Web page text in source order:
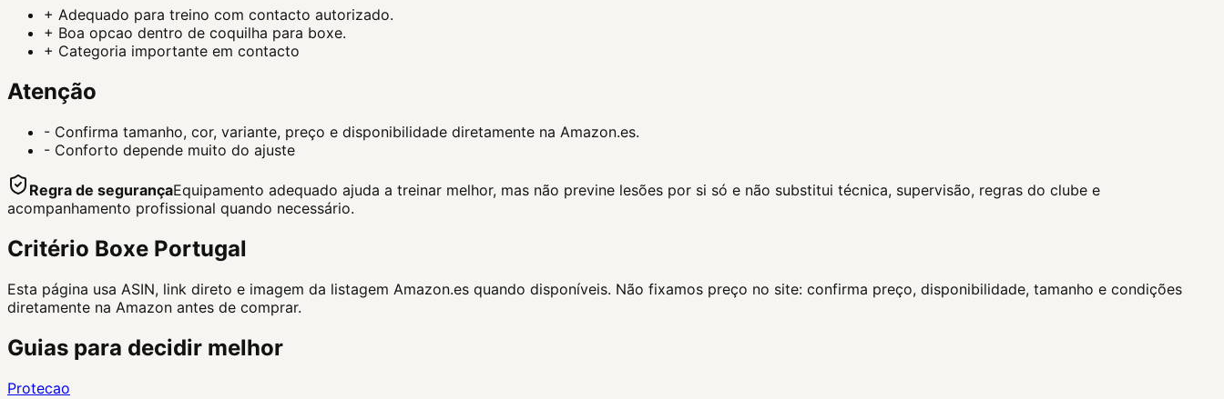
+ Adequado para treino com contacto autorizado.
+ Boa opcao dentro de coquilha para boxe.
+ Categoria importante em contacto
Atenção
- Confirma tamanho, cor, variante, preço e disponibilidade diretamente na Amazon.es.
- Conforto depende muito do ajuste
Regra de segurançaEquipamento adequado ajuda a treinar melhor, mas não previne lesões por si só e não substitui técnica, supervisão, regras do clube e
acompanhamento profissional quando necessário.
Critério Boxe Portugal
Esta página usa ASIN, link direto e imagem da listagem Amazon.es quando disponíveis. Não fixamos preço no site: confirma preço, disponibilidade, tamanho e condições
diretamente na Amazon antes de comprar.
Guias para decidir melhor
Protecao